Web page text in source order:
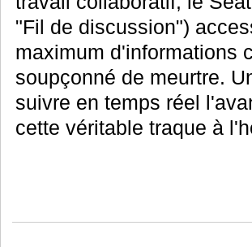
"Fil de discussion")
maximum d'informations
soupçonné de meurtre.
suivre en temps réel
cette véritable traque à